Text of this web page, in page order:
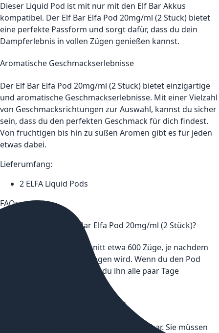
Dieser Liquid Pod ist mit nur mit den Elf Bar Akkus
kompatibel. Der Elf Bar Elfa Pod 20mg/ml (2 Stück) bietet
eine perfekte Passform und sorgt dafür, dass du dein
Dampferlebnis in vollen Zügen genießen kannst.
Aromatische Geschmackserlebnisse
Der Elf Bar Elfa Pod 20mg/ml (2 Stück) bietet einzigartige
und aromatische Geschmackserlebnisse. Mit einer Vielzahl
von Geschmacksrichtungen zur Auswahl, kannst du sicher
sein, dass du den perfekten Geschmack für dich findest.
Von fruchtigen bis hin zu süßen Aromen gibt es für jeden
etwas dabei.
Lieferumfang:
2 ELFA Liquid Pods
FAQs
Wie lange hält ein Elf Bar Elfa Pod 20mg/ml (2 Stück)?
Ein Pod hält im Durchschnitt etwa 600 Züge, je nachdem
wie oft und wie stark gezogen wird. Wenn du den Pod
regelmäßig benutzt, musst du ihn alle paar Tage
Sind die Pods wiederverwendbar?
Nein, die Pods sind nicht wiederverwendbar. Sie müssen